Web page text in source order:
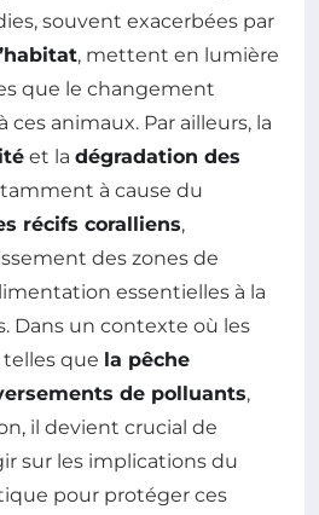
souvent exacerbées par
, mettent en lumière
que le changement
animaux. Par ailleurs, la
et la dégradation des
à cause du
récifs coralliens,
des zones de
essentielles à la
Dans un contexte où les
que la pêche
de polluants,
il devient crucial de
sur les implications du
pour protéger ces